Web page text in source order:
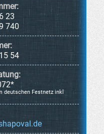
23
740
54
deutschen Festnetz inkl